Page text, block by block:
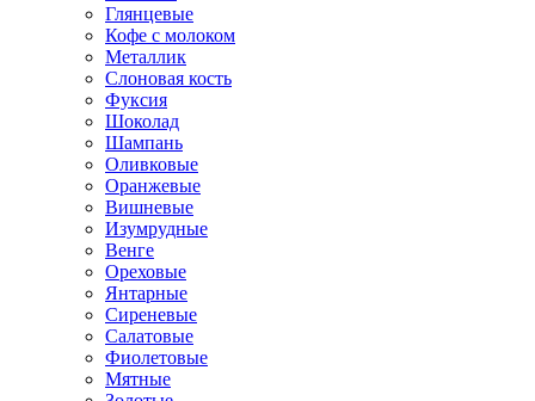
Глянцевые
Кофе с молоком
Металлик
Слоновая кость
Фуксия
Шоколад
Шампань
Оливковые
Оранжевые
Вишневые
Изумрудные
Венге
Ореховые
Янтарные
Сиреневые
Салатовые
Фиолетовые
Мятные